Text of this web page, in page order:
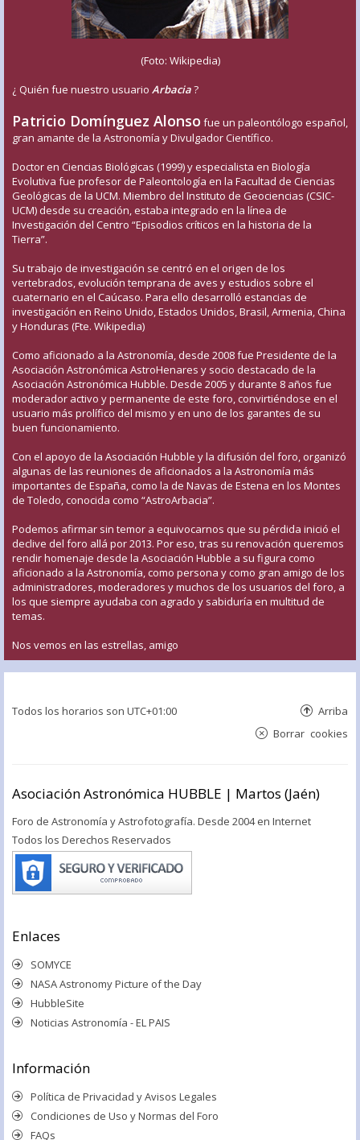
(Foto: Wikipedia)
¿ Quién fue nuestro usuario Arbacia?
Patricio Domínguez Alonso fue un paleontólogo español,
gran amante de la Astronomía y Divulgador Científico.
Doctor en Ciencias Biológicas (1999) y especialista en Biología
Evolutiva fue profesor de Paleontología en la Facultad de Ciencias
Geológicas de la UCM. Miembro del Instituto de Geociencias (CSIC-
UCM) desde su creación, estaba integrado en la línea de
Investigación del Centro “Episodios críticos en la historia de la
Tierra”.
Su trabajo de investigación se centró en el origen de los
vertebrados, evolución temprana de aves y estudios sobre el
cuaternario en el Caúcaso. Para ello desarrolló estancias de
investigación en Reino Unido, Estados Unidos, Brasil, Armenia, China
y Honduras (Fte. Wikipedia)
Como aficionado a la Astronomía, desde 2008 fue Presidente de la
Asociación Astronómica AstroHenares y socio destacado de la
Asociación Astronómica Hubble. Desde 2005 y durante 8 años fue
moderador activo y permanente de este foro, convirtiéndose en el
usuario más prolífico del mismo y en uno de los garantes de su
buen funcionamiento.
Con el apoyo de la Asociación Hubble y la difusión del foro, organizó
algunas de las reuniones de aficionados a la Astronomía más
importantes de España, como la de Navas de Estena en los Montes
de Toledo, conocida como “AstroArbacia”.
Podemos afirmar sin temor a equivocarnos que su pérdida inició el
declive del foro allá por 2013. Por eso, tras su renovación queremos
rendir homenaje desde la Asociación Hubble a su figura como
aficionado a la Astronomía, como persona y como gran amigo de los
administradores, moderadores y muchos de los usuarios del foro, a
los que siempre ayudaba con agrado y sabiduría en multitud de
temas.
Nos vemos en las estrellas, amigo
Todos los horarios son UTC+01:00 Arriba
Borrar cookies
Asociación Astronómica HUBBLE | Martos (Jaén)
Foro de Astronomía y Astrofotografía. Desde 2004 en Internet
Todos los Derechos Reservados
Enlaces
SOMYCE
NASA Astronomy Picture of the Day
HubbleSite
Noticias Astronomía - EL PAIS
Información
Política de Privacidad y Avisos Legales
Condiciones de Uso y Normas del Foro
FAQs